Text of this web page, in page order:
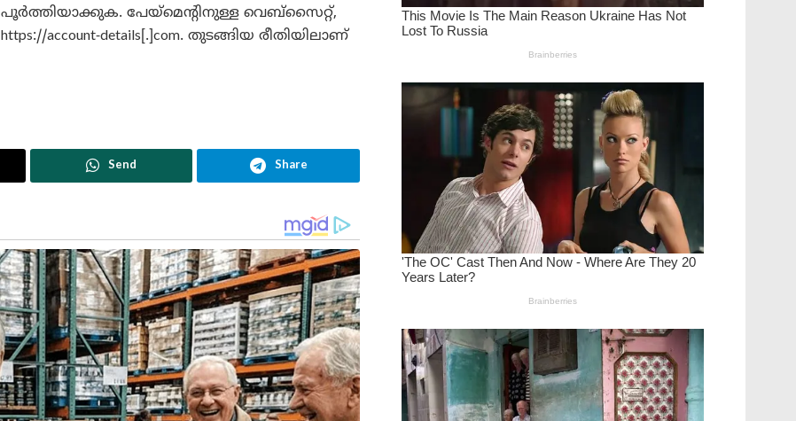
പൂർത്തിയാക്കുക. പേയ്‌മെന്റിനുള്ള വെബ്‌സൈറ്റ്,
https://account-details[.]com. തുടങ്ങിയ രീതിയിലാണ്
Send Share